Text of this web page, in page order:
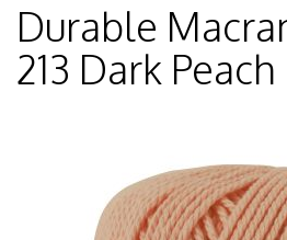
Durable
213 Dark Peach